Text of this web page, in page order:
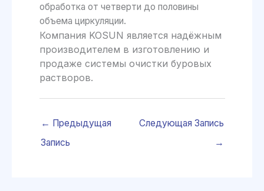
обработка от четверти до половины
объема циркуляции.
Компания KOSUN является надёжным
производителем в изготовлению и
продаже системы очистки буровых
растворов.
← Предыдущая
Запись
Следующая Запись
→